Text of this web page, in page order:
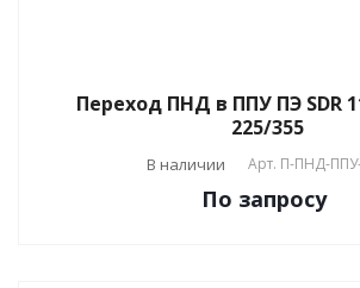
Переход ПНД в ППУ ПЭ SDR
225/355
В наличии Арт. П-ПНД-
По запросу